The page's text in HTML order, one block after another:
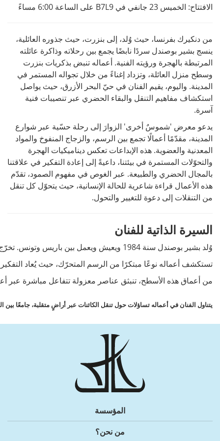
الافتتاح: الخميس 23 جانفي في B7L9 على الساعة 6:00 مساءً
من دنكيرك بفرنسا، حيث وُلد، إلى بنزرت، حيث جذوره العائلية،
ينسج بشير بوصندل سردًا نابضًا يجمع بين رحلاته وذاكرة عائلته
المرتبطة بالهجرة ورؤيته الفنية. أعماله تنبض بذكريات بنزرت
وسطح منزل العائلة، وتزداد إغناءً من خلال تجواله المستمر في
المدينة. واليوم، يقيم الفنان في حيّ البحر الأزرق، حيث يواصل
استكشاف مفاهيم التنقل والبقاء الحضري عبر تنصيبات فنية
آسرة.
يدعو معرض 'شموسٌ أخرى' الزوارَ إلى رحلة حسّية عبر شوارع
المدينة، مقدّمًا أعمالًا تجمع بين الرسم، والزجاج المنفوخ والمواد
المعدنية والعضوية. هذه الإبداعات تعكس ديناميكيات الهجرة
والتحوّلات المستمرة في بيئتنا، داعيةً إلى إعادة التفكير في علاقتنا
بالمجال الحضري والطبيعة. عبر الغوص في مفهوم الصمود، تقدّم
هذه الأعمال قراءة شاعرية للحالة الإنسانية، حيث يتحوّل كل تنقل
من التنقلات إلى دعوة للتغيير والتحول.
السيرة الذاتية للفنان
وُلد بشير بوصندل سنة 1984 ويعيش ويعمل بين باريس وتونس.
تستكشف أعماله نوعًا مبتكرًا من الرسم المتحرّك، حيث يُعاد التفكير
من أعماقهذه الأسطح، تنبثق عناصر معزولة تتفاعل مباشرة عبر
يتناول الفنان فيأعماله تساؤلاتحول تنقل الكائنات عبر أراضٍ متقلبة، جامعًا بين
المؤسسة
من نحن؟